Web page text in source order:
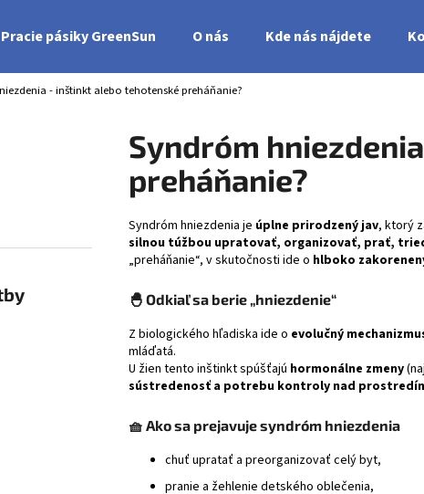
Pracie pásiky GreenSun O nás Kde nás nájdete
- inštinkt alebo tehotenské preháňanie?
Syndróm
preháňanie?
Syndróm hniezdenia je úplne prirodzený jav, ktorý
silnou túžbou upratovať, organizovať, prať,
„preháňanie“, v skutočnosti ide o hlboko
🐣 Odkiaľ sa berie „hniezdenie“
Z biologického hľadiska ide o evolučný
mláďatá.
U žien tento inštinkt spúšťajú hormonálne zmeny
sústredenosť a potrebu kontroly nad
🧺 Ako sa prejavuje syndróm hniezdenia
chuť upratať a preorganizovať celý byt,
pranie a žehlenie detského oblečenia,
Čo potrebujete nájsť?